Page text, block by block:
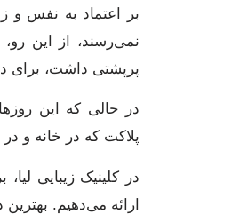
بر اعتماد به نفس و
نمی‌رسند، از این
پرپشتی داشت، برای
در حالی که این
پلاکت که در خانه و
در کلینیک زیبایی
ارائه می‌دهیم.